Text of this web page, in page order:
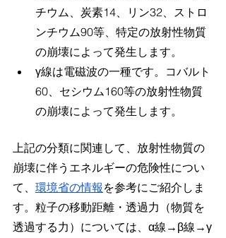
チウム、炭素14、リン32、ストロ
ンチウム90等、特定の放射性物質
の崩壊によって発生します。
γ線は電磁波の一種です。コバルト
60、セシウム160等の放射性物質
の崩壊によって発生します。
上記の分類に関連して、放射性物質の
崩壊に伴うエネルギーの危険性につい
て、 環境省の情報 を参考にご紹介しま
す。粒子の移動距離・透過力（物質を
透過する力）については、α線→β線→γ